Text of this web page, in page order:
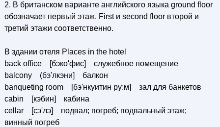
2. В британском варианте английского языка ground floor
обозначает первый этаж. First и second floor второй и
третий этажи соответственно.
В здании отеля Places in the hotel
back office [бэко'фис] служебное помещение
balcony (бэ'лкэни] балкон
banqueting room [бэ'нкуитин ру:м] зал для банкетов
cabin [кэбин] кабина
cellar [сэ'лэ] подвал; погреб; подвальный этаж;
винный погреб